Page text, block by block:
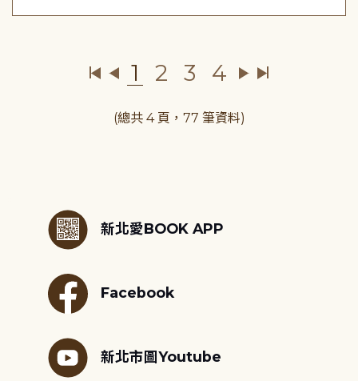
1 2 3 4
(總共 4 頁，77 筆資料)
新北愛BOOK APP
Facebook
新北市圖Youtube